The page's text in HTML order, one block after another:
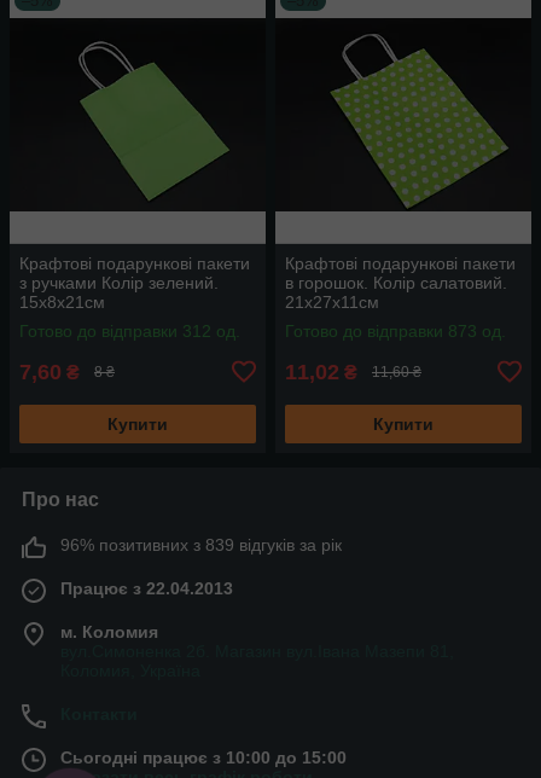
Крафтові подарункові пакети
з ручками Колір зелений.
15х8х21см
Готово до відправки 312 од.
7,60 ₴ 8 ₴
Купити
Крафтові подарункові пакети
в горошок. Колір салатовий.
21х27х11см
Готово до відправки 873 од.
11,02 ₴ 11,60 ₴
Купити
Про нас
96% позитивних з 839 відгуків за рік
Працює з 22.04.2013
м. Коломия
Сьогодні працює з 10:00 до 15:00